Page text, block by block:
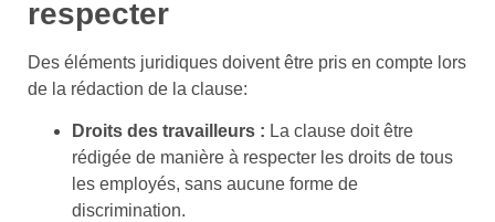
respecter
Des éléments juridiques doivent être pris en compte lors
de la rédaction de la clause:
Droits des travailleurs : La clause doit être
rédigée de manière à respecter les droits de tous
les employés, sans aucune forme de
discrimination.